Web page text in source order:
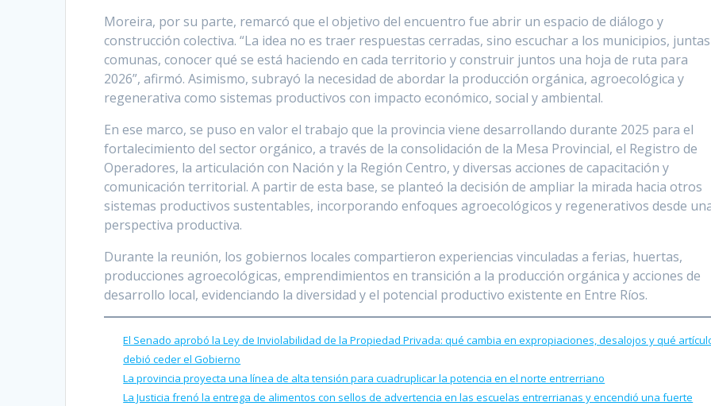
Moreira, por su parte, remarcó que el objetivo del encuentro fue abrir un espacio de diálogo y
construcción colectiva. “La idea no es traer respuestas cerradas, sino escuchar a los municipios,
comunas, conocer qué se está haciendo en cada territorio y construir juntos una hoja de ruta para
2026”, afirmó. Asimismo, subrayó la necesidad de abordar la producción orgánica, agroecológica y
regenerativa como sistemas productivos con impacto económico, social y ambiental.
En ese marco, se puso en valor el trabajo que la provincia viene desarrollando durante 2025 para el
fortalecimiento del sector orgánico, a través de la consolidación de la Mesa Provincial, el Registro de
Operadores, la articulación con Nación y la Región Centro, y diversas acciones de capacitación y
comunicación territorial. A partir de esta base, se planteó la decisión de ampliar la mirada hacia otros
sistemas productivos sustentables, incorporando enfoques agroecológicos y regenerativos desde
perspectiva productiva.
Durante la reunión, los gobiernos locales compartieron experiencias vinculadas a ferias, huertas,
producciones agroecológicas, emprendimientos en transición a la producción orgánica y acciones de
desarrollo local, evidenciando la diversidad y el potencial productivo existente en Entre Ríos.
El Senado aprobó la Ley de Inviolabilidad de la Propiedad Privada: qué cambia en expropiaciones, desalojos y qué
debió ceder el Gobierno
La provincia proyecta una línea de alta tensión para cuadruplicar la potencia en el norte entrerriano
La Justicia frenó la entrega de alimentos con sellos de advertencia en las escuelas entrerrianas y encendió una fuerte